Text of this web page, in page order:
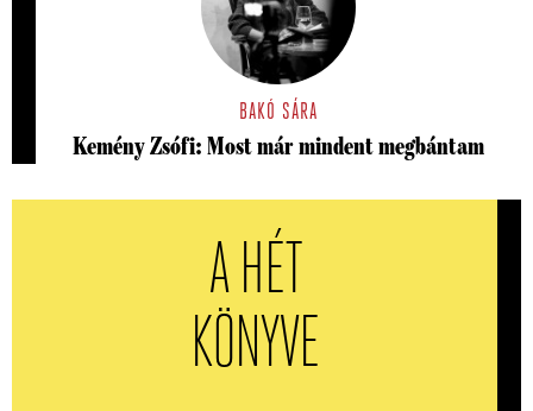
BAKÓ SÁRA
Kemény Zsófi: Most már mindent megbántam
A HÉT
KÖNYVE